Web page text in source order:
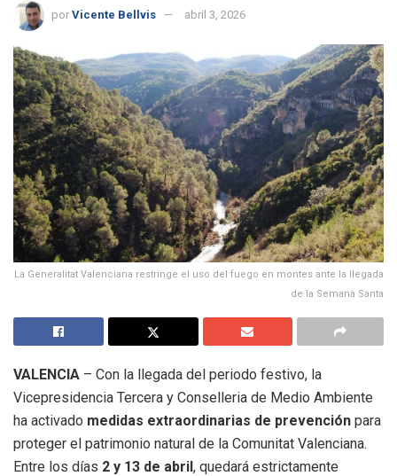
por Vicente Bellvis abril 3, 2026
La Generalitat Valenciana restringe el uso del fuego en montes ante la llegada
de la Semana Santa
VALENCIA – Con la llegada del periodo festivo, la
Vicepresidencia Tercera y Conselleria de Medio Ambiente
ha activado medidas extraordinarias de prevención para
proteger el patrimonio natural de la Comunitat Valenciana.
Entre los días 2 y 13 de abril, quedará estrictamente